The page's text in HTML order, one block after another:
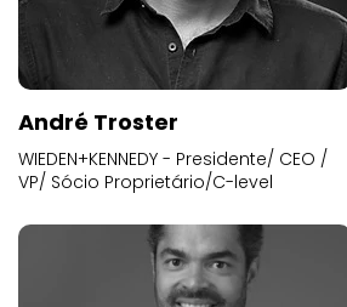
André Troster
WIEDEN+KENNEDY - Presidente/ CEO /
VP/ Sócio Proprietário/C-level